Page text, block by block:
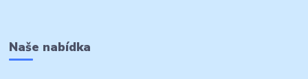
Naše nabídka